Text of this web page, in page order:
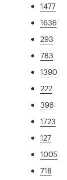
1477
1636
293
783
1390
222
396
1723
127
1005
718